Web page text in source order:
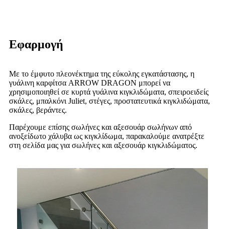
Εφαρμογή
Με το έμφυτο πλεονέκτημα της εύκολης εγκατάστασης, η
γυάλινη καρφίτσα ARROW DRAGON μπορεί να
χρησιμοποιηθεί σε κυρτά γυάλινα κιγκλιδώματα, σπειροειδείς
σκάλες, μπαλκόνι Juliet, στέγες, προστατευτικά κιγκλιδώματα,
σκάλες, βεράντες.
Παρέχουμε επίσης σωλήνες και αξεσουάρ σωλήνων από
ανοξείδωτο χάλυβα ως κιγκλίδωμα, παρακαλούμε ανατρέξτε
στη σελίδα μας για σωλήνες και αξεσουάρ κιγκλιδώματος.